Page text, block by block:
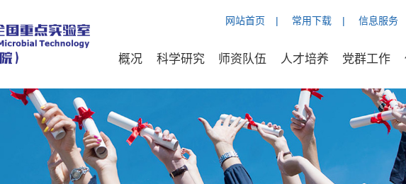
网站首页 | 常用下载 | 信息服务
概况 科学研究 师资队伍 人才培养 党群工作